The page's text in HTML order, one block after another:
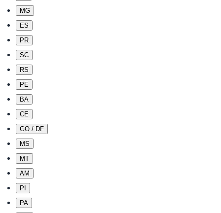
MG
ES
PR
SC
RS
PE
BA
CE
GO / DF
MS
MT
AM
PI
PA